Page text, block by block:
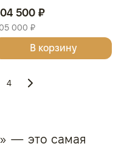
500 ₽
000 ₽
В корзину
4
— это самая